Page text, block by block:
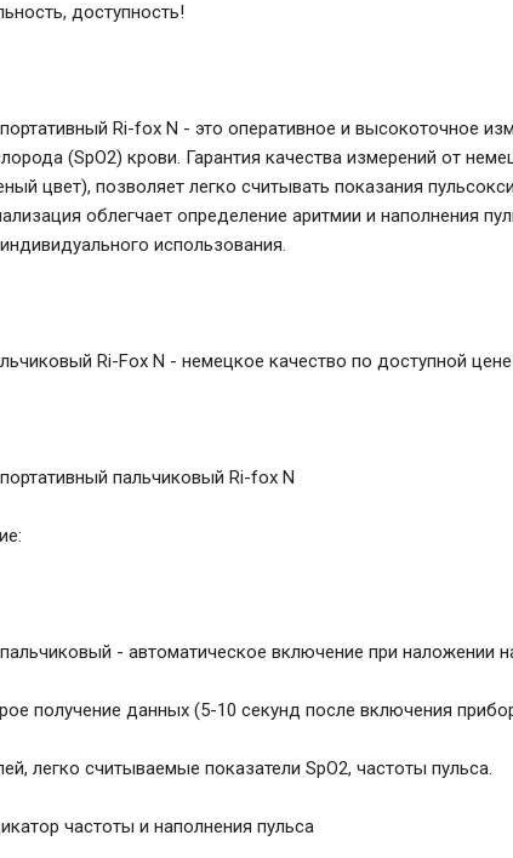
доступность!
Ri-fox N - это оперативное и высокоточное
(SpO2) крови. Гарантия качества измерений от
цвет), позволяет легко считывать показания
облегчает определение аритмии и наполнения
использования.
Ri-Fox N - немецкое качество по доступной
пальчиковый Ri-fox N
- автоматическое включение при наложении
получение данных (5-10 секунд после включения
легко считываемые показатели SpO2, частоты пульса.
частоты и наполнения пульса